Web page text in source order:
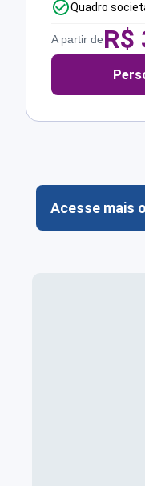
Quadro
A partir deR$
Acesse mais